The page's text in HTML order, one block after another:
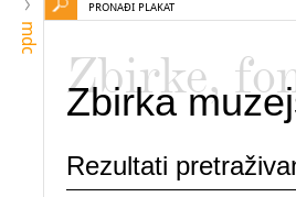
mdc
PRONAĐI PLAKAT
Zbirke,
Zbirka
Rezultati